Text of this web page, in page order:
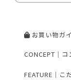
お買い物ガ
CONCEPT｜コ
FEATURE｜こ